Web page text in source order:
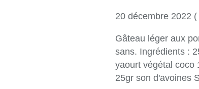
20 décembre 2022 (
Gâteau léger aux
sans. Ingrédients :
yaourt végétal coco
25gr son d'avoines